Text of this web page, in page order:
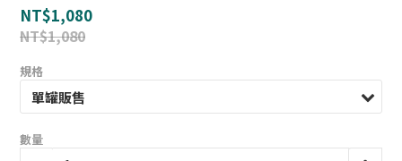
NT$1,080
NT$1,080
規格
數量